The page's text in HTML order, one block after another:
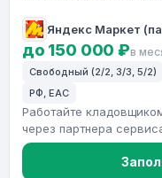
Яндекс Маркет
до 150 000 ₽в
Свободный (2/2, 3/3, 5/2)
РФ, ЕАС
Работайте
через партнера